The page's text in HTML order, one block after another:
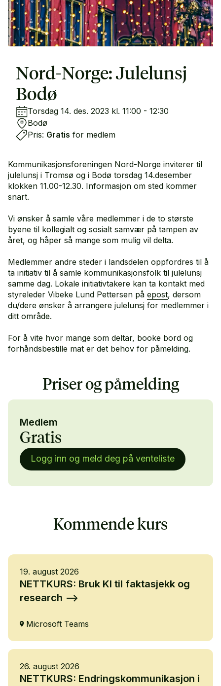
Nord-Norge: Julelunsj
Bodø
Torsdag 14. des. 2023 kl. 11:00 - 12:30
Bodø
Pris: Gratis for medlem
Kommunikasjonsforeningen Nord-Norge inviterer til
julelunsj i Tromsø og i Bodø torsdag 14.desember
klokken 11.00-12.30. Informasjon om sted kommer
snart.
Vi ønsker å samle våre medlemmer i de to største
byene til kollegialt og sosialt samvær på tampen av
året, og håper så mange som mulig vil delta.
Medlemmer andre steder i landsdelen oppfordres til å
ta initiativ til å samle kommunikasjonsfolk til julelunsj
samme dag. Lokale initiativtakere kan ta kontakt med
styreleder Vibeke Lund Pettersen på epost, dersom
du/dere ønsker å arrangere julelunsj for medlemmer i
ditt område.
For å vite hvor mange som deltar, booke bord og
forhåndsbestille mat er det behov for påmelding.
Priser og påmelding
Medlem
Gratis
Logg inn og meld deg på venteliste
Kommende kurs
19. august 2026
NETTKURS: Bruk KI til faktasjekk og
research
Microsoft Teams
26. august 2026
NETTKURS: Endringskommunikasjon i